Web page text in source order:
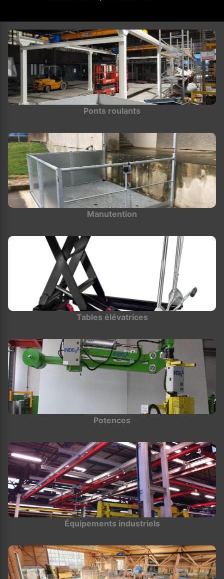
Ponts roulants
Manutention
Tables élévatrices
Potences
Équipements industriels